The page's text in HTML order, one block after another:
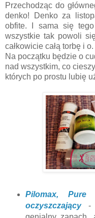
Przechodząc do
denko! Denko za
obfite. I sama się
wszystkie tak powoli
całkowicie całą torbę i
Na początku będzie o
nad wszystkim, co
których po prostu lubię
Pilomax, Pure
oczyszczający-